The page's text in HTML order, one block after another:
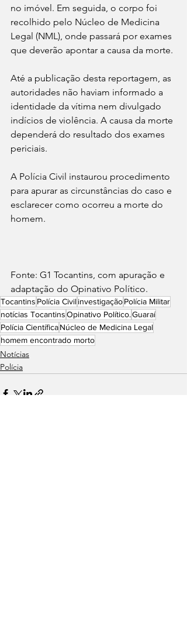
no imóvel. Em seguida, o corpo foi
recolhido pelo Núcleo de Medicina
Legal (NML), onde passará por exames
que deverão apontar a causa da morte.
Até a publicação desta reportagem, as
autoridades não haviam informado a
identidade da vítima nem divulgado
indícios de violência. A causa da morte
dependerá do resultado dos exames
periciais.
A Polícia Civil instaurou procedimento
para apurar as circunstâncias do caso e
esclarecer como ocorreu a morte do
homem.
Fonte: G1 Tocantins, com apuração e
adaptação do Opinativo Político.
Tocantins Polícia CivilinvestigaçãoPolícia Militar
notícias TocantinsOpinativo Político.Guaraí
Polícia CientíficaNúcleo de Medicina Legal
homem encontrado morto
Notícias
Polícia